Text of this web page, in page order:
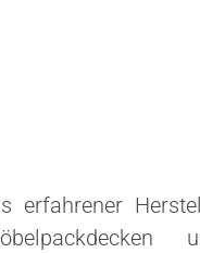
erfahrener